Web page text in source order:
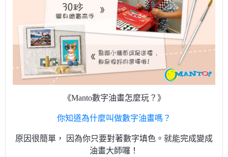
《Manto數字油畫怎麼玩？》
你知道為什麼叫做數字油畫嗎？
原因很簡單， 因為你只要對著數字填色。就能完成變成
油畫大師囉！